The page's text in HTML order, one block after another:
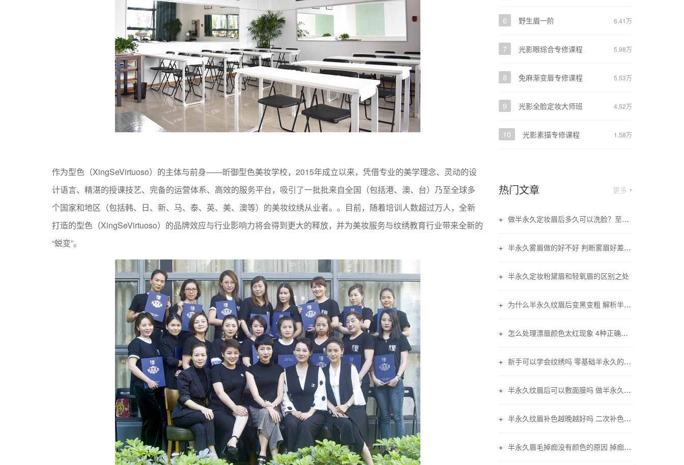
作为型色（XingSeVirtuoso）的主体与前身——昕御型色美妆学校，2015年成立以来，凭借专业的美学理念、灵动的设
计语言、精湛的授课技艺、完备的运营体系、高效的服务平台，吸引了一批批来自全国（包括港、澳、台）乃至全球多
个国家和地区（包括韩、日、新、马、泰、英、美、澳等）的美妆纹绣从业者。。目前，随着培训人数超过万人，全新
打造的型色（XingSeVirtuoso）的品牌效应与行业影响力将会得到更大的释放，并为美妆服务与纹绣教育行业带来全新的
“蜕变”。
6.41万
6 野生眉一阶
5.98万
7 光影眼综合专修课程
5.53万
8 免麻渐变唇专修课程
4.52万
9 光影全脸定妆大师班
1.58万
10 光影素描专修课程
更多
热门文章
做半永久定妆眉后多久可以洗脸？至少三天皮肤恢复即可
半永久雾眉做的好不好 判断雾眉好差的三大要素
半永久定妆粉黛眉和轻氧眉的区别之处
为什么半永久纹眉后变黑变粗 解析半永久纹眉变黑现象
怎么处理漂唇颜色太红现象 4种正确的方法
新手可以学会纹绣吗 零基础半永久的学习步骤和时间
半永久纹眉后可以敷面膜吗 做半永久眉毛能不能敷面膜
半永久纹眉补色越晚越好吗 二次补色注意事项
半永久眉毛掉痂没有颜色的原因 掉痂后没颜色怎么办